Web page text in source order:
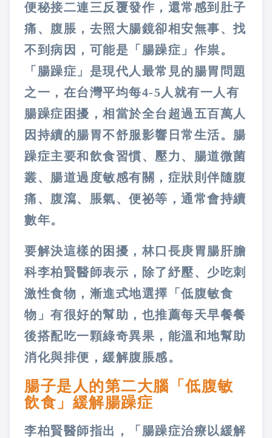
便秘接二連三反覆發作，還常感到肚子
痛、腹脹，去照大腸鏡卻相安無事、找
不到病因，可能是「腸躁症」作祟。
「腸躁症」是現代人最常見的腸胃問題
之一，在台灣平均每4-5人就有一人有
腸躁症困擾，相當於全台超過五百萬人
因持續的腸胃不舒服影響日常生活。腸
躁症主要和飲食習慣、壓力、腸道微菌
叢、腸道過度敏感有關，症狀則伴隨腹
痛、腹瀉、脹氣、便祕等，通常會持續
數年。
要解決這樣的困擾，林口長庚胃腸肝膽
科李柏賢醫師表示，除了紓壓、少吃刺
激性食物，漸進式地選擇「低腹敏食
物」有很好的幫助，也推薦每天早餐餐
後搭配吃一顆綠奇異果，能溫和地幫助
消化與排便，緩解腹脹感。
腸子是人的第二大腦「低腹敏
飲食」緩解腸躁症
李柏賢醫師指出，「腸躁症治療以緩解